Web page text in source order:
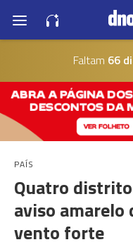
Faltam 66
PAÍS
Quatro
aviso amarelo
vento forte